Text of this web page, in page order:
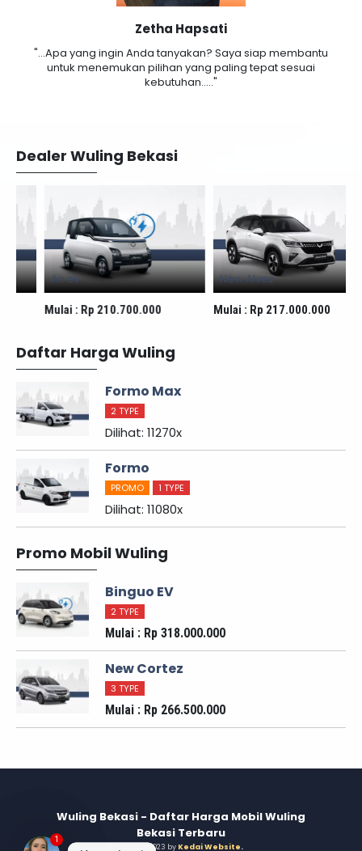
Zetha Hapsati
"...Apa yang ingin Anda tanyakan? Saya siap membantu
untuk menemukan pilihan yang paling tepat sesuai
kebutuhan....."
Dealer Wuling Bekasi
Air ev
Mulai :Rp 210.700.000
New Alvez
Mulai :Rp 217.000.000
Daftar Harga Wuling
Formo Max
2 TYPE
Dilihat: 11270x
Formo
PROMO 1 TYPE
Dilihat: 11080x
Promo Mobil Wuling
Binguo EV
2 TYPE
Mulai : Rp 318.000.000
New Cortez
3 TYPE
Mulai : Rp 266.500.000
Wuling Bekasi - Daftar Harga Mobil Wuling
Bekasi Terbaru
© 2015 - 2023 by Kedai Website.
1